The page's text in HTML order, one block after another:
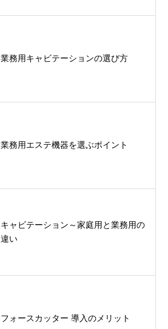
業務用キャビテーションの選び方
業務用エステ機器を選ぶポイント
キャビテーション～家庭用と業務用の
違い
フォースカッター 導入のメリット